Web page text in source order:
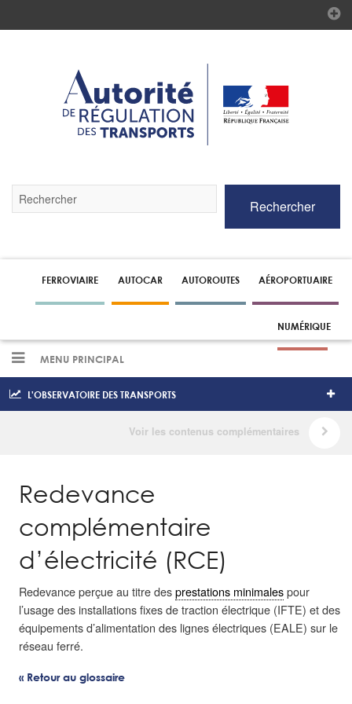
par
pour
recherche
Rechercher
FERROVIAIRE AUTOCAR AUTOROUTES AÉROPORTUAIRE
NUMÉRIQUE
MENU PRINCIPAL
L'OBSERVATOIRE DES TRANSPORTS
Redevance
complémentaire
d’électricité (RCE)
Redevance perçue au titre desprestations minimalespour
l’usage des installations fixes de traction électrique (IFTE) et des
équipements d’alimentation des lignes électriques (EALE) sur le
réseau ferré.
« Retour au glossaire